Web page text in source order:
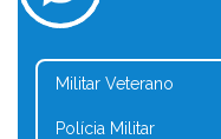
Militar Veterano
Polícia Militar